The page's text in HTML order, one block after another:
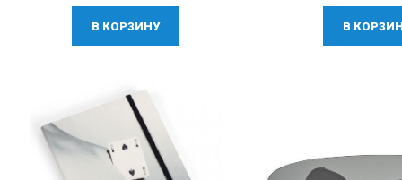
В КОРЗИНУ В